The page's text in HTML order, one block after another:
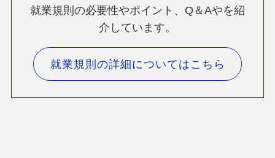
就業規則の必要性やポイント、Q＆Aやを紹
介しています。
就業規則の詳細についてはこちら